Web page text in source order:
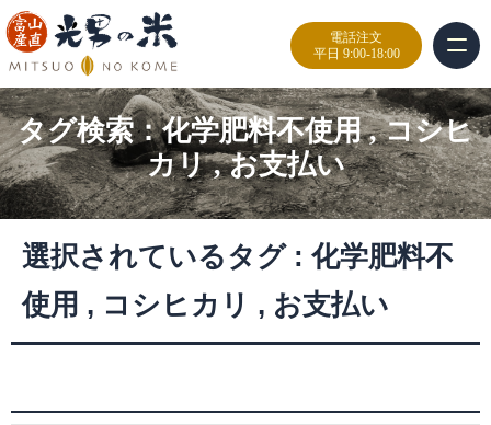
電話注文
平日 9:00-18:00
タグ検索：化学肥料不使用,コシヒ
カリ,お支払い
選択されているタグ : 化学肥料不
使用 , コシヒカリ , お支払い